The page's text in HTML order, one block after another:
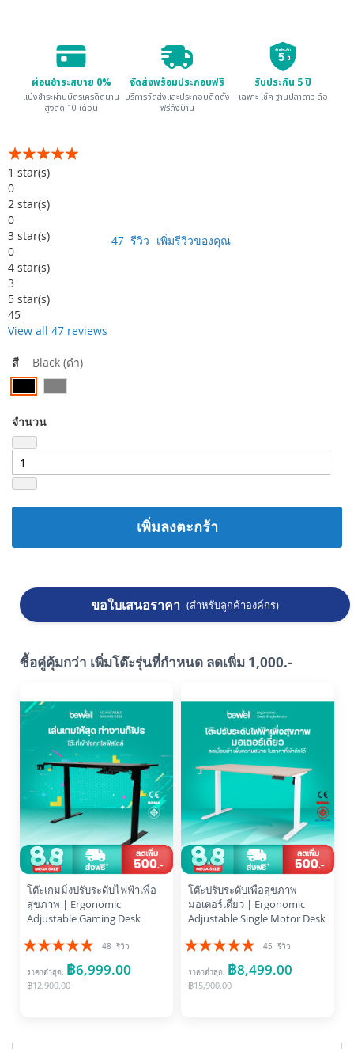
ผ่อนชำระสบาย 0%
แบ่งชำระผ่านบัตรเครดิตนาน
สูงสุด 10 เดือน
จัดส่งพร้อมประกอบฟรี
บริการจัดส่งและประกอบติดตั้ง
ฟรีถึงบ้าน
รับประกัน
5 ปี
รับประกัน 5 ปี
เฉพาะ โช๊ค ฐานปลาดาว ล้อ
อันดับ:
99% of100
1 star(s)
0
2 star(s)
0
3 star(s)
0
4 star(s)
3
5 star(s)
45
View all 47 reviews
47 รีวิว เพิ่มรีวิวของคุณ
สี Black (ดำ)
จำนวน
เพิ่มลงตะกร้า
ขอใบเสนอราคา (สำหรับลูกค้าองค์กร)
ซื้อคู่คุ้มกว่า เพิ่มโต๊ะรุ่นที่กำหนด ลดเพิ่ม 1,000.-
โต๊ะเกมมิ่งปรับระดับไฟฟ้าเพื่อ
สุขภาพ | Ergonomic
Adjustable Gaming Desk
อันดับ:
48 รีวิว
ราคาต่ำสุด ฿6,999.00
฿12,900.00
โต๊ะปรับระดับเพื่อสุขภาพ
มอเตอร์เดี่ยว | Ergonomic
Adjustable Single Motor Desk
อันดับ:
45 รีวิว
ราคาต่ำสุด ฿8,499.00
฿15,900.00